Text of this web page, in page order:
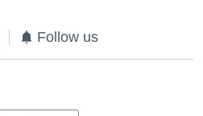
Follow us